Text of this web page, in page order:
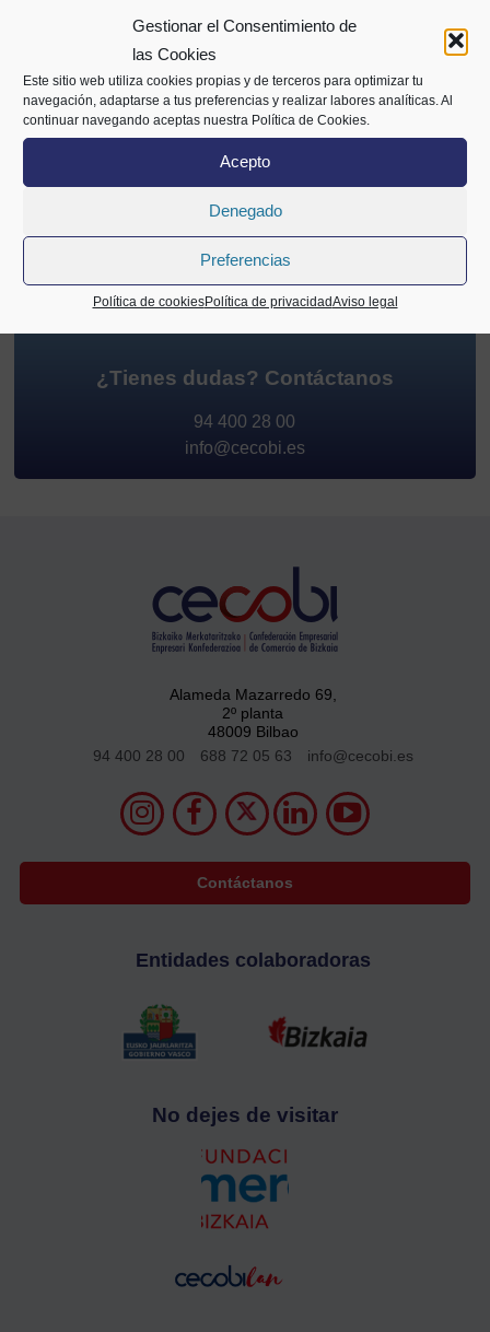
Gestionar el Consentimiento de
las Cookies
Este sitio web utiliza cookies propias y de terceros para optimizar tu
navegación, adaptarse a tus preferencias y realizar labores analíticas. Al
continuar navegando aceptas nuestra Política de Cookies.
Acepto
Denegado
Preferencias
Política de cookiesPolítica de privacidadAviso legal
PRESENTACIÓN DE SOLICITUDES
¿Tienes dudas? Contáctanos
94 400 28 00
info@cecobi.es
Alameda Mazarredo 69,
2º planta
48009 Bilbao
94 400 28 00
688 72 05 63 info@cecobi.es
Contáctanos
Entidades colaboradoras
No dejes de visitar